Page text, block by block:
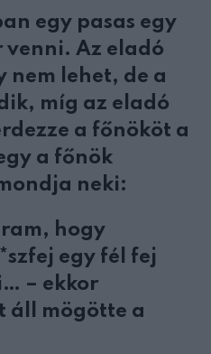
egy pasas egy
Az eladó
nem lehet, de a
míg az eladó
a főnököt a
a főnök
neki:
hogy
egy fél fej
– ekkor
áll mögötte a